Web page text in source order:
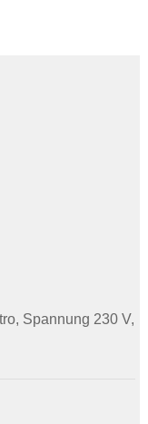
Spannung 230 V,